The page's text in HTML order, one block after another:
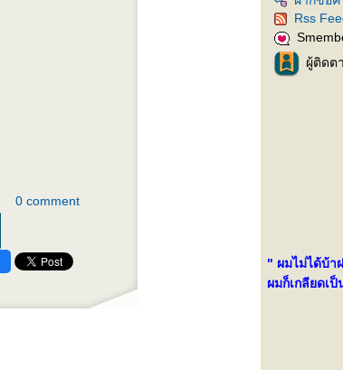
0 comment
Rss
ผู้ติดต
" ผมไม่ได้บ้า
ผมก็เกลียดเ